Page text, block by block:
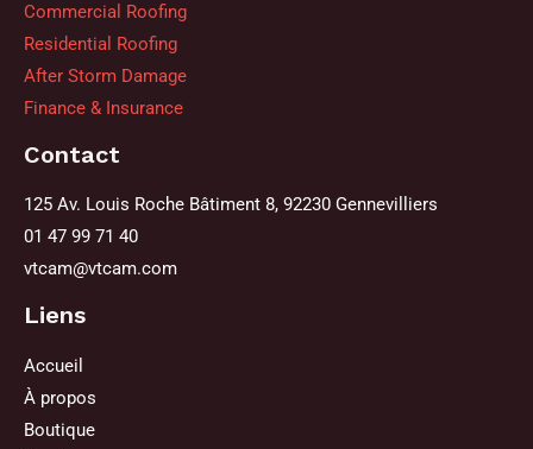
Commercial Roofing
Residential Roofing
After Storm Damage
Finance & Insurance
Contact
125 Av. Louis Roche Bâtiment 8, 92230 Gennevilliers
01 47 99 71 40
vtcam@vtcam.com
Liens
Accueil
À propos
Boutique